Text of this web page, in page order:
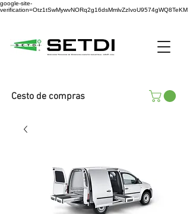
google-site-
verification=Otz1tSwMywvNORq2g16dsMmlvZzIvoU9574gWQ8TeKM
Cesto de compras